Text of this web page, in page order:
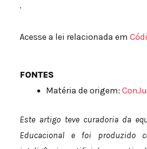
.
Acesse a lei relacionada em
FONTES
Matéria de origem:
Este artigo teve curadoria da
Educacional e foi produzido